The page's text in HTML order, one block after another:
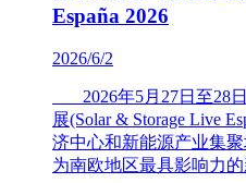
España 2026
2026/6/2
2026年5月27日至28
展(Solar & Storage Live
济中心和新能源产业集
为南欧地区最具影响力的